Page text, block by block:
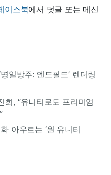
이스북에서 덧글 또는 메신
일방주: 엔드필드’ 렌더링
희, “유니티로도 프리미엄
아우르는 ‘원 유니티